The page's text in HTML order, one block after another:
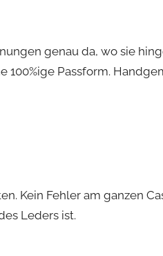
genau da, wo sie
100%ige Passform.
Kein Fehler am ganzen
Leders ist.